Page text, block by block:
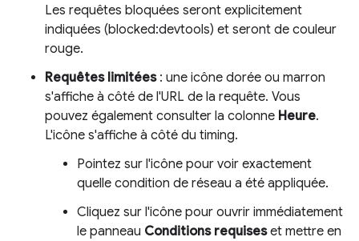
Les requêtes bloquées seront explicitement
indiquées (blocked:devtools) et seront de couleur
rouge.
Requêtes limitées: une icône dorée ou marron
s'affiche à côté de l'URL de la requête. Vous
pouvez également consulter la colonne Heure.
L'icône s'affiche à côté du timing.
Pointez sur l'icône pour voir exactement
quelle condition de réseau a été appliquée.
Cliquez sur l'icône pour ouvrir immédiatement
le panneau Conditions requiseset mettre en